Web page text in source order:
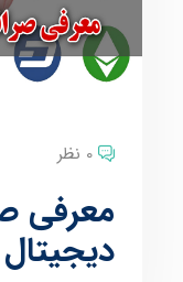
0 نظر
معرفی
دیجیتال